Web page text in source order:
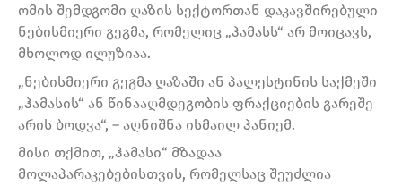
ომის შემდგომი ღაზის სექტორთან დაკავშირებული
ნებისმიერი გეგმა, რომელიც „ჰამასს“ არ მოიცავს,
მხოლოდ ილუზიაა.
„ნებისმიერი გეგმა ღაზაში ან პალესტინის საქმეში
„ჰამასის“ ან წინააღმდეგობის ფრაქციების გარეშე
არის ბოდვა“, – აღნიშნა ისმაილ ჰანიემ.
მისი თქმით, „ჰამასი“ მზადაა
მოლაპარაკებებისთვის, რომელსაც შეუძლია